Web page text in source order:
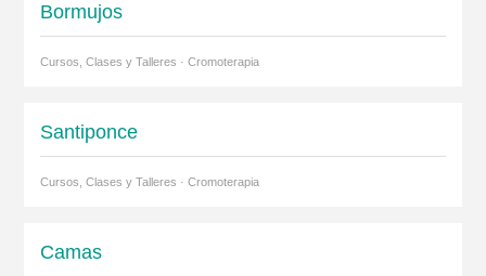
Bormujos
Cursos, Clases y Talleres · Cromoterapia
Santiponce
Cursos, Clases y Talleres · Cromoterapia
Camas